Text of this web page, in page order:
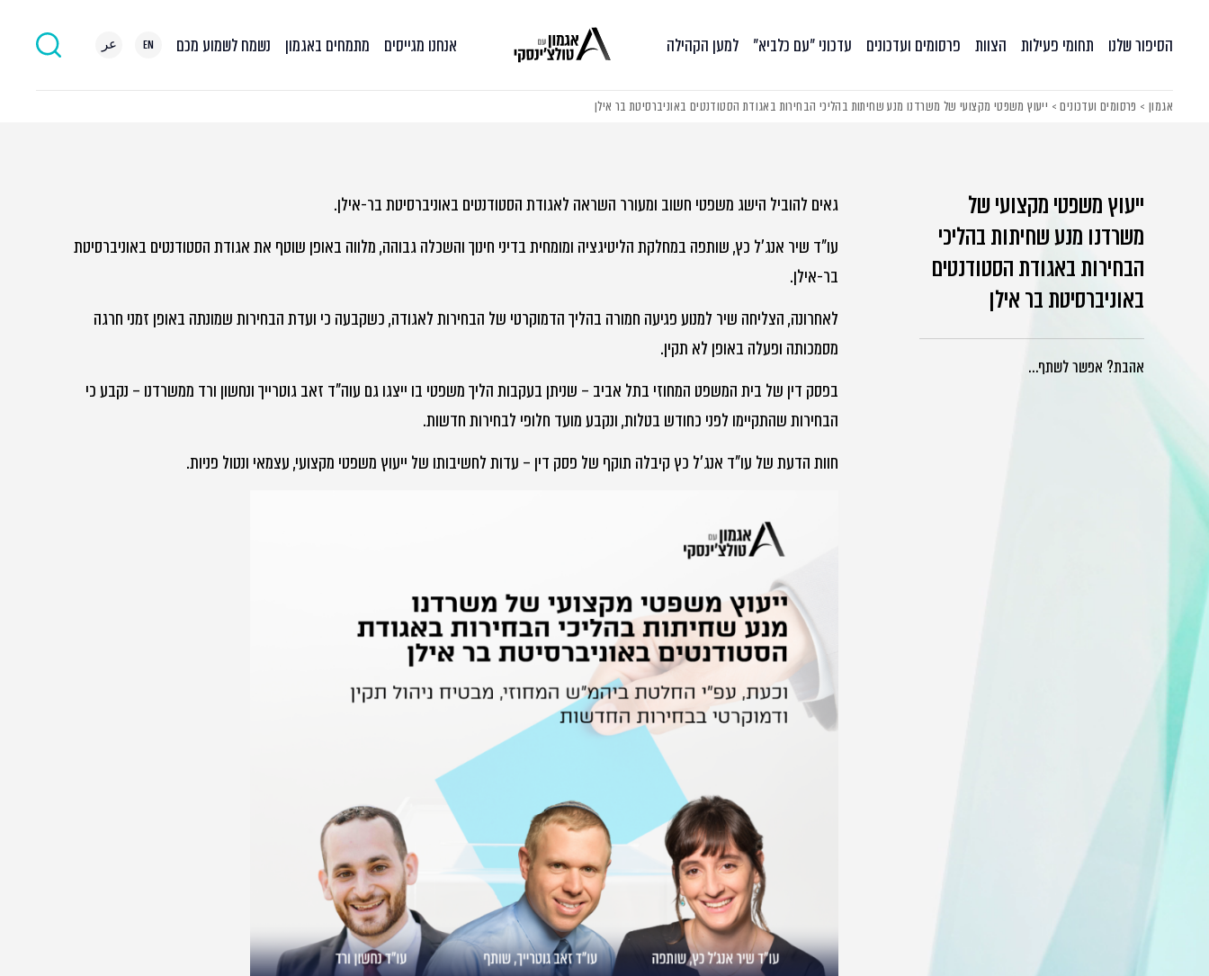
הסיפור שלנו תחומי פעילות הצוות פרסומים ועדכונים עדכוני ״עם כלביא״ למען הקהילה אנחנו מגייסים מתמחים באגמון נשמח לשמוע מכם EN عر
אגמון > פרסומים ועדכונים> ייעוץ משפטי מקצועי של משרדנו מנע שחיתות בהליכי הבחירות באגודת הסטודנטים באוניברסיטת בר אילן
ייעוץ משפטי מקצועי של
משרדנו מנע שחיתות בהליכי
הבחירות באגודת הסטודנטים
באוניברסיטת בר אילן
אהבת? אפשר לשתף…
גאים להוביל הישג משפטי חשוב ומעורר השראה לאגודת הסטודנטים באוניברסיטת בר-אילן.
עו"ד שיר אנג'ל כץ, שותפה במחלקת הליטיגציה ומומחית בדיני חינוך והשכלה גבוהה, מלווה באופן שוטף את אגודת הסטודנטים באוניברסיטת
בר-אילן.
לאחרונה, הצליחה שיר למנוע פגיעה חמורה בהליך הדמוקרטי של הבחירות לאגודה, כשקבעה כי ועדת הבחירות שמונתה באופן זמני חרגה
מסמכותה ופעלה באופן לא תקין.
בפסק דין של בית המשפט המחוזי בתל אביב – שניתן בעקבות הליך משפטי בו ייצגו גם עוה"ד זאב גוטרייך ונחשון ורד ממשרדנו – נקבע כי
הבחירות שהתקיימו לפני כחודש בטלות, ונקבע מועד חלופי לבחירות חדשות.
חוות הדעת של עו"ד אנג'ל כץ קיבלה תוקף של פסק דין – עדות לחשיבותו של ייעוץ משפטי מקצועי, עצמאי ונטול פניות.